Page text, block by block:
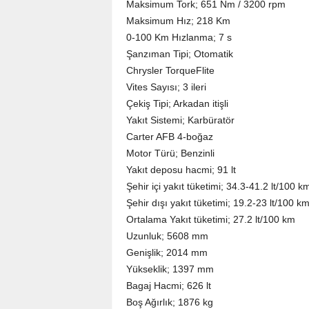
Maksimum Tork; 651 Nm / 3200 rpm
Maksimum Hız; 218 Km
0-100 Km Hızlanma; 7 s
Şanzıman Tipi; Otomatik
Chrysler TorqueFlite
Vites Sayısı; 3 ileri
Çekiş Tipi; Arkadan itişli
Yakıt Sistemi; Karbüratör
Carter AFB 4-boğaz
Motor Türü; Benzinli
Yakıt deposu hacmi; 91 lt
Şehir içi yakıt tüketimi; 34.3-41.2 lt/100
Şehir dışı yakıt tüketimi; 19.2-23 lt/100 km
Ortalama Yakıt tüketimi; 27.2 lt/100 km
Uzunluk; 5608 mm
Genişlik; 2014 mm
Yükseklik; 1397 mm
Bagaj Hacmi; 626 lt
Boş Ağırlık; 1876 kg